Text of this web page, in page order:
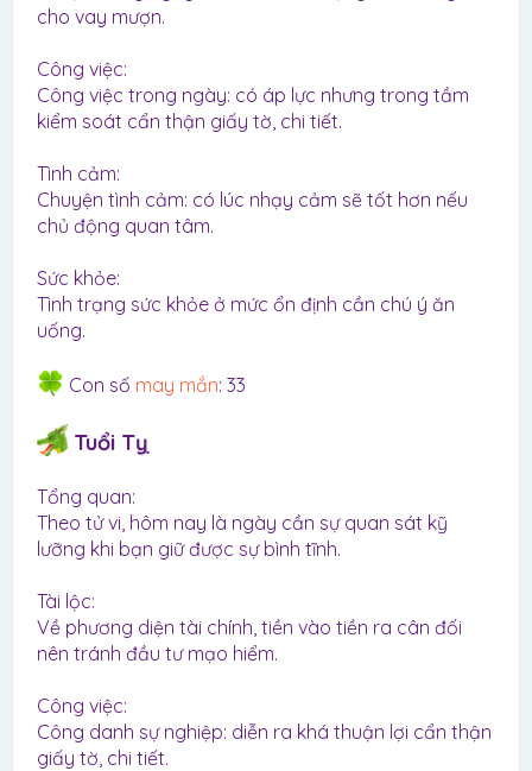
cho vay mượn.
Công việc:
Công việc trong ngày: có áp lực nhưng trong tầm
kiểm soát cẩn thận giấy tờ, chi tiết.
Tình cảm:
Chuyện tình cảm: có lúc nhạy cảm sẽ tốt hơn nếu
chủ động quan tâm.
Sức khỏe:
Tình trạng sức khỏe ở mức ổn định cần chú ý ăn
uống.
Con số may mắn: 33
Tuổi Tỵ
Tổng quan:
Theo tử vi, hôm nay là ngày cần sự quan sát kỹ
lưỡng khi bạn giữ được sự bình tĩnh.
Tài lộc:
Về phương diện tài chính, tiền vào tiền ra cân đối
nên tránh đầu tư mạo hiểm.
Công việc:
Công danh sự nghiệp: diễn ra khá thuận lợi cẩn thận
giấy tờ, chi tiết.